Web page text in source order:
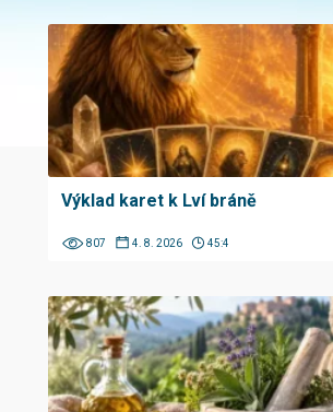
Výklad karet k Lví bráně
807 4. 8. 2026 45:4